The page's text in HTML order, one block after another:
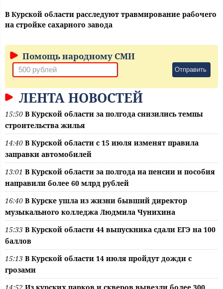
В Курской области расследуют травмирование рабочего
на стройке сахарного завода
Помощь народному СМИ
Отправить
ЛЕНТА НОВОСТЕЙ
15:50 В Курской области за полгода снизились темпы
строительства жилья
14:40 В Курской области с 15 июля изменят правила
заправки автомобилей
13:01 В Курской области за полгода на пенсии и пособия
направили более 60 млрд рублей
16:40 В Курске ушла из жизни бывший директор
музыкального колледжа Людмила Чунихина
15:33 В Курской области 44 выпускника сдали ЕГЭ на 100
баллов
15:13 В Курской области 14 июля пройдут дожди с
грозами